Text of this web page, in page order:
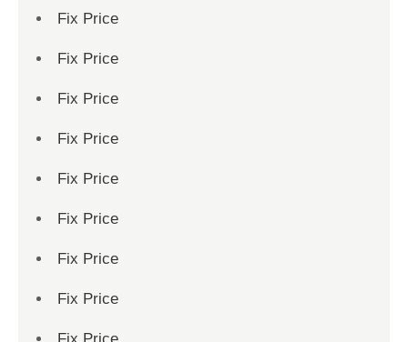
Fix Price
Fix Price
Fix Price
Fix Price
Fix Price
Fix Price
Fix Price
Fix Price